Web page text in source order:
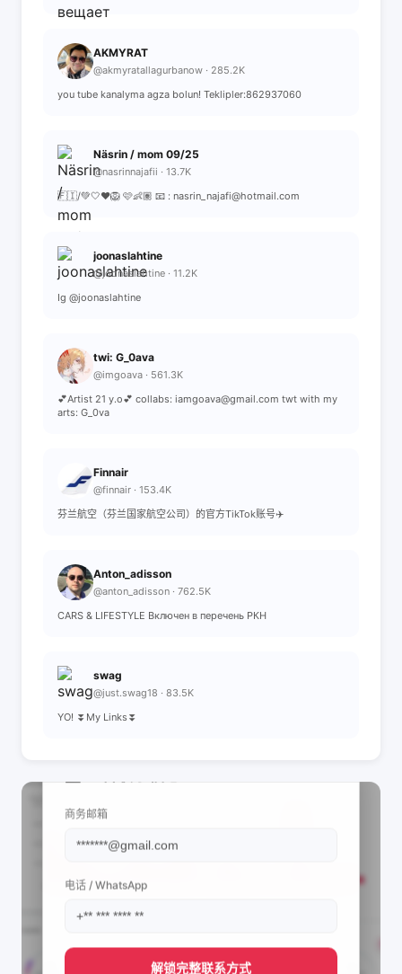
AKMYRAT
@akmyratallagurbanow · 285.2K
you tube kanalyma agza bolun! Teklipler:862937060
Näsrin / mom 09/25
@nasrinnajafii · 13.7K
🇫🇮/💚🤍❤️🦁 🩷👶🏽 📧 : nasrin_najafi@hotmail.com
joonaslahtine
@joonaslahtine · 11.2K
Ig @joonaslahtine
twi: G_0ava
@imgoava · 561.3K
💕Artist 21 y.o💕 collabs: iamgoava@gmail.com twt with my
arts: G_0va
Finnair
@finnair · 153.4K
芬兰航空（芬兰国家航空公司）的官方TikTok账号✈️
Anton_adisson
@anton_adisson · 762.5K
CARS & LIFESTYLE Включен в перечень РКН
swag
@just.swag18 · 83.5K
YO! ⏬My Links⏬
商务邮箱
电话 / WhatsApp
解锁完整联系方式